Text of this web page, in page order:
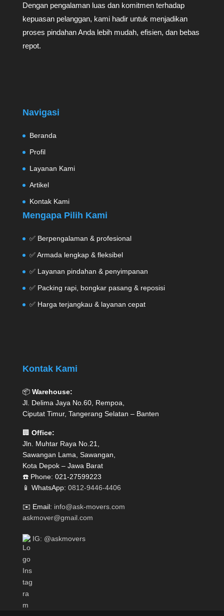
Dengan pengalaman luas dan komitmen terhadap
kepuasan pelanggan, kami hadir untuk menjadikan
proses pindahan Anda lebih mudah, efisien, dan bebas
repot.
Navigasi
Beranda
Profil
Layanan Kami
Artikel
Kontak Kami
Mengapa Pilih Kami
✅ Berpengalaman & profesional
✅ Armada lengkap & fleksibel
✅ Layanan pindahan & penyimpanan
✅ Packing rapi, bongkar pasang & reposisi
✅ Harga terjangkau & layanan cepat
Kontak Kami
📦 Warehouse:
Jl. Delima Jaya No.60, Rempoa,
Ciputat Timur, Tangerang Selatan – Banten
🏢 Office:
Jln. Muhtar Raya No.21,
Sawangan Lama, Sawangan,
Kota Depok – Jawa Barat
☎️ Phone: 021-27599223
📱 WhatsApp: 0812-9446-4406
✉️ Email: info@ask-movers.com
askmover@gmail.com
IG: @askmovers